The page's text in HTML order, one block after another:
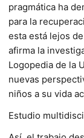
pragmática ha
para la
esta está lejos
afirma la
Logopedia de la
nuevas
niños a su vida
Estudio